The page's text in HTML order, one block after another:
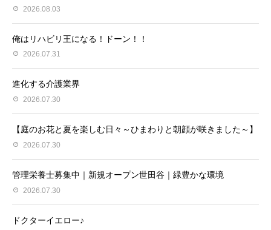
2026.08.03
俺はリハビリ王になる！ドーン！！
2026.07.31
進化する介護業界
2026.07.30
【庭のお花と夏を楽しむ日々～ひまわりと朝顔が咲きました～】
2026.07.30
管理栄養士募集中｜新規オープン世田谷｜緑豊かな環境
2026.07.30
ドクターイエロー♪